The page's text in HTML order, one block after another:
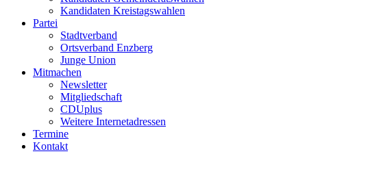
Kandidaten Kreistagswahlen
Partei
Stadtverband
Ortsverband Enzberg
Junge Union
Mitmachen
Newsletter
Mitgliedschaft
CDUplus
Weitere Internetadressen
Termine
Kontakt